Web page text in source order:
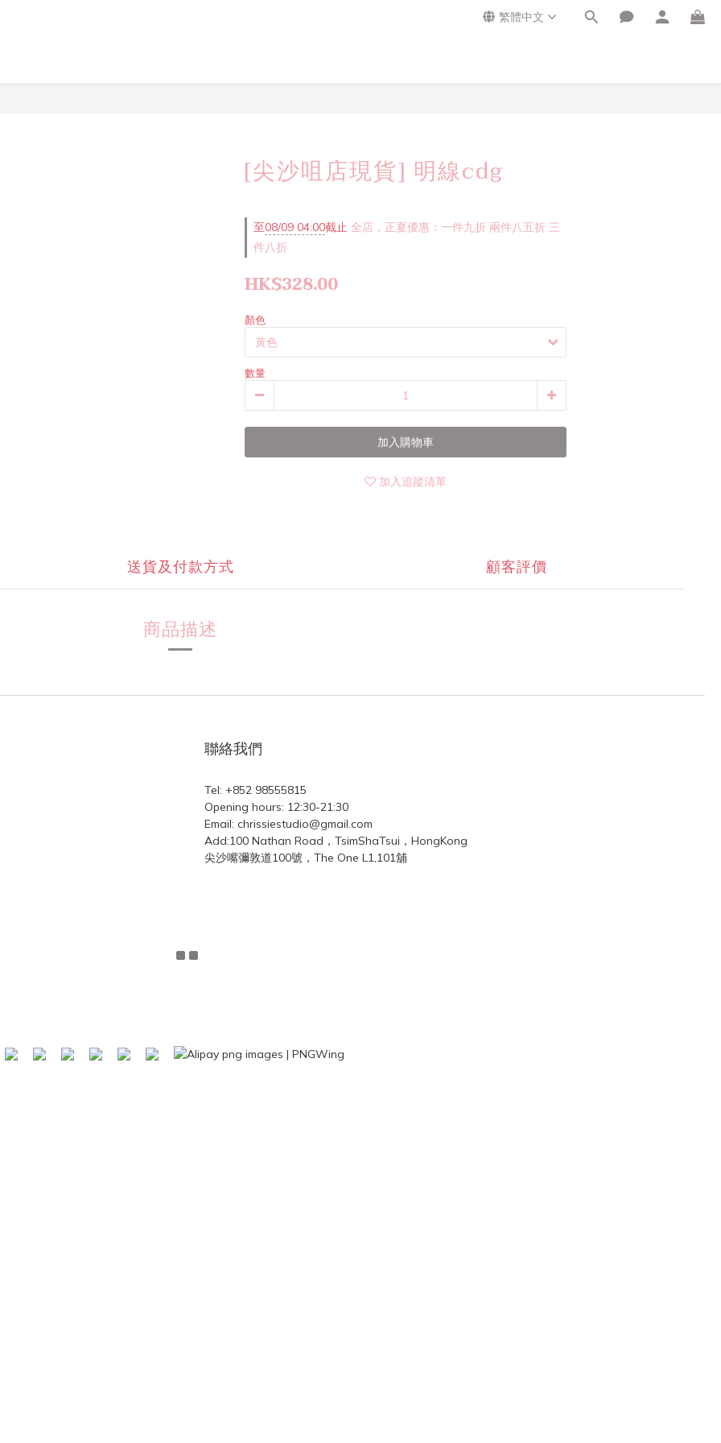
繁體中文
[尖沙咀店現貨] 明線cdg
至08/09 04:00截止 全店，正夏優惠：一件九折 兩件八五折 三
件八折
HK$328.00
顏色
數量
加入購物車
加入追蹤清單
送貨及付款方式 顧客評價
商品描述
聯絡我們
Tel: +852 98555815
Opening hours: 12:30-21:30
Email: chrissiestudio@gmail.com
Add:100 Nathan Road，TsimShaTsui，HongKong
尖沙嘴彌敦道100號，The One L1,101舖